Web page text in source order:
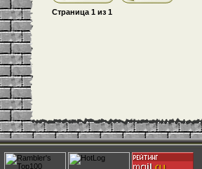
Страница 1 из 1